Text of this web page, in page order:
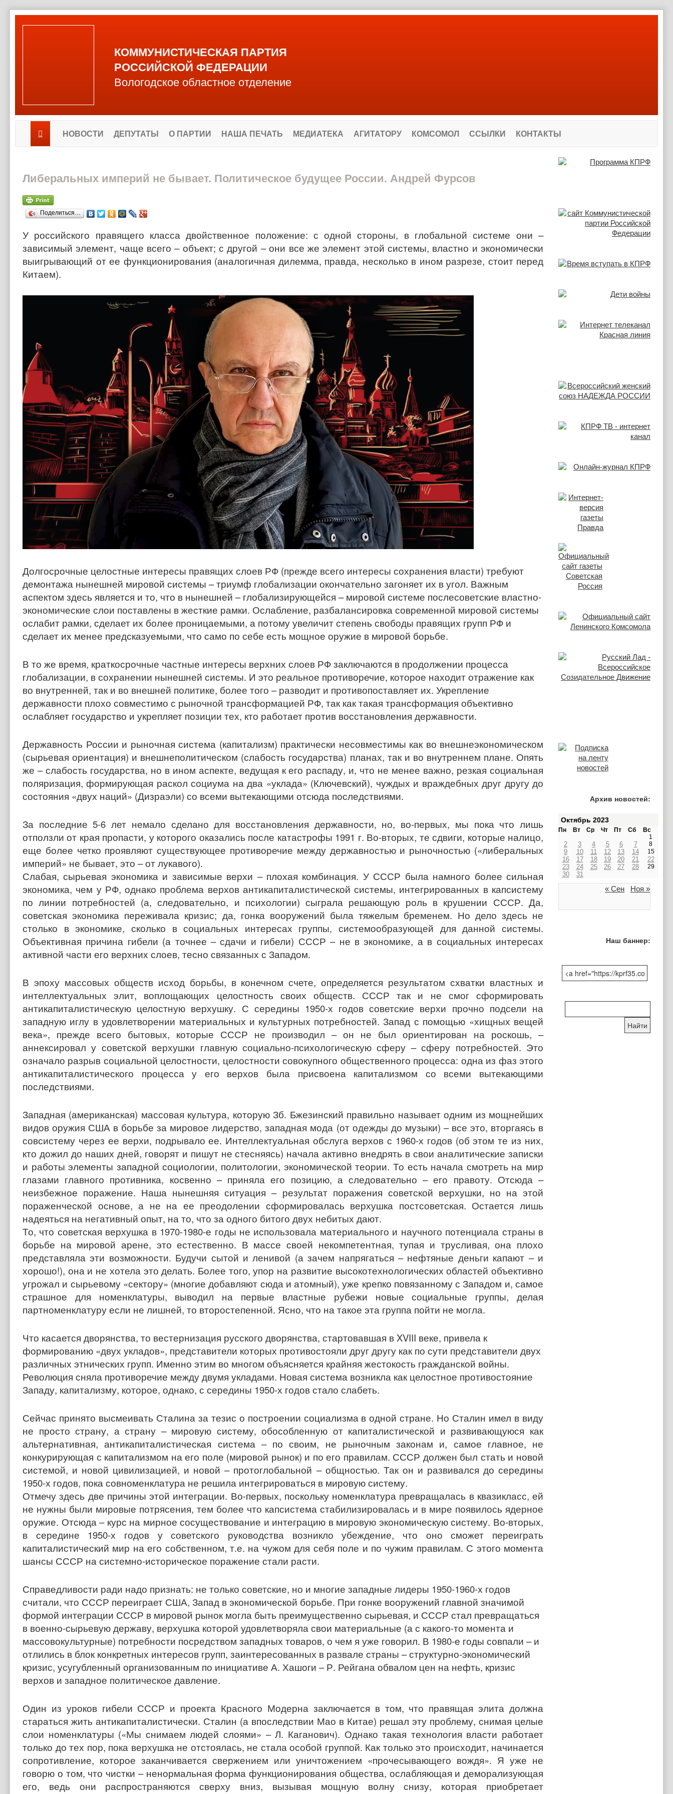
КОММУНИСТИЧЕСКАЯ ПАРТИЯ
РОССИЙСКОЙ ФЕДЕРАЦИИ
Вологодское областное отделение
НОВОСТИ ДЕПУТАТЫ О ПАРТИИ НАША ПЕЧАТЬ МЕДИАТЕКА АГИТАТОРУ КОМСОМОЛ ССЫЛКИ КОНТАКТЫ
Либеральных империй не бывает. Политическое будущее России. Андрей Фурсов
Поделиться…
У российского правящего класса двойственное положение: с одной стороны, в глобальной системе они –
зависимый элемент, чаще всего – объект; с другой – они все же элемент этой системы, властно и экономически
выигрывающий от ее функционирования (аналогичная дилемма, правда, несколько в ином разрезе, стоит перед
Китаем).
Долгосрочные целостные интересы правящих слоев РФ (прежде всего интересы сохранения власти) требуют
демонтажа нынешней мировой системы – триумф глобализации окончательно загоняет их в угол. Важным
аспектом здесь является и то, что в нынешней – глобализирующейся – мировой системе послесоветские властно-
экономические слои поставлены в жесткие рамки. Ослабление, разбалансировка современной мировой системы
ослабит рамки, сделает их более проницаемыми, а потому увеличит степень свободы правящих групп РФ и
сделает их менее предсказуемыми, что само по себе есть мощное оружие в мировой борьбе.
В то же время, краткосрочные частные интересы верхних слоев РФ заключаются в продолжении процесса
глобализации, в сохранении нынешней системы. И это реальное противоречие, которое находит отражение как
во внутренней, так и во внешней политике, более того – разводит и противопоставляет их. Укрепление
державности плохо совместимо с рыночной трансформацией РФ, так как такая трансформация объективно
ослабляет государство и укрепляет позиции тех, кто работает против восстановления державности.
Державность России и рыночная система (капитализм) практически несовместимы как во внешнеэкономическом
(сырьевая ориентация) и внешнеполитическом (слабость государства) планах, так и во внутреннем плане. Опять
же – слабость государства, но в ином аспекте, ведущая к его распаду, и, что не менее важно, резкая социальная
поляризация, формирующая раскол социума на два «уклада» (Ключевский), чуждых и враждебных друг другу до
состояния «двух наций» (Дизраэли) со всеми вытекающими отсюда последствиями.
За последние 5-6 лет немало сделано для восстановления державности, но, во-первых, мы пока что лишь
отползли от края пропасти, у которого оказались после катастрофы 1991 г. Во-вторых, те сдвиги, которые налицо,
еще более четко проявляют существующее противоречие между державностью и рыночностью («либеральных
империй» не бывает, это – от лукавого).
Слабая, сырьевая экономика и зависимые верхи – плохая комбинация. У СССР была намного более сильная
экономика, чем у РФ, однако проблема верхов антикапиталистической системы, интегрированных в капсистему
по линии потребностей (а, следовательно, и психологии) сыграла решающую роль в крушении СССР. Да,
советская экономика переживала кризис; да, гонка вооружений была тяжелым бременем. Но дело здесь не
столько в экономике, сколько в социальных интересах группы, системообразующей для данной системы.
Объективная причина гибели (а точнее – сдачи и гибели) СССР – не в экономике, а в социальных интересах
активной части его верхних слоев, тесно связанных с Западом.
В эпоху массовых обществ исход борьбы, в конечном счете, определяется результатом схватки властных и
интеллектуальных элит, воплощающих целостность своих обществ. СССР так и не смог сформировать
антикапиталистическую целостную верхушку. С середины 1950-х годов советские верхи прочно подсели на
западную иглу в удовлетворении материальных и культурных потребностей. Запад с помощью «хищных вещей
века», прежде всего бытовых, которые СССР не производил – он не был ориентирован на роскошь, –
аннексировал у советской верхушки главную социально-психологическую сферу – сферу потребностей. Это
означало разрыв социальной целостности, целостности совокупного общественного процесса: одна из фаз этого
антикапиталистического процесса у его верхов была присвоена капитализмом со всеми вытекающими
последствиями.
Западная (американская) массовая культура, которую Зб. Бжезинский правильно называет одним из мощнейших
видов оружия США в борьбе за мировое лидерство, западная мода (от одежды до музыки) – все это, вторгаясь в
совсистему через ее верхи, подрывало ее. Интеллектуальная обслуга верхов с 1960-х годов (об этом те из них,
кто дожил до наших дней, говорят и пишут не стесняясь) начала активно внедрять в свои аналитические записки
и работы элементы западной социологии, политологии, экономической теории. То есть начала смотреть на мир
глазами главного противника, косвенно – приняла его позицию, а следовательно – его правоту. Отсюда –
неизбежное поражение. Наша нынешняя ситуация – результат поражения советской верхушки, но на этой
пораженческой основе, а не на ее преодолении сформировалась верхушка постсоветская. Остается лишь
надеяться на негативный опыт, на то, что за одного битого двух небитых дают.
То, что советская верхушка в 1970-1980-е годы не использовала материального и научного потенциала страны в
борьбе на мировой арене, это естественно. В массе своей некомпетентная, тупая и трусливая, она плохо
представляла эти возможности. Будучи сытой и ленивой (а зачем напрягаться – нефтяные деньги капают – и
хорошо!), она и не хотела это делать. Более того, упор на развитие высокотехнологических областей объективно
угрожал и сырьевому «сектору» (многие добавляют сюда и атомный), уже крепко повязанному с Западом и, самое
страшное для номенклатуры, выводил на первые властные рубежи новые социальные группы, делая
партноменклатуру если не лишней, то второстепенной. Ясно, что на такое эта группа пойти не могла.
Что касается дворянства, то вестернизация русского дворянства, стартовавшая в XVIII веке, привела к
формированию «двух укладов», представители которых противостояли друг другу как по сути представители двух
различных этнических групп. Именно этим во многом объясняется крайняя жестокость гражданской войны.
Революция сняла противоречие между двумя укладами. Новая система возникла как целостное противостояние
Западу, капитализму, которое, однако, с середины 1950-х годов стало слабеть.
Сейчас принято высмеивать Сталина за тезис о построении социализма в одной стране. Но Сталин имел в виду
не просто страну, а страну – мировую систему, обособленную от капиталистической и развивающуюся как
альтернативная, антикапиталистическая система – по своим, не рыночным законам и, самое главное, не
конкурирующая с капитализмом на его поле (мировой рынок) и по его правилам. СССР должен был стать и новой
системой, и новой цивилизацией, и новой – протоглобальной – общностью. Так он и развивался до середины
1950-х годов, пока совноменклатура не решила интегрироваться в мировую систему.
Отмечу здесь две причины этой интеграции. Во-первых, поскольку номенклатура превращалась в квазикласс, ей
не нужны были мировые потрясения, тем более что капсистема стабилизировалась и в мире появилось ядерное
оружие. Отсюда – курс на мирное сосуществование и интеграцию в мировую экономическую систему. Во-вторых,
в середине 1950-х годов у советского руководства возникло убеждение, что оно сможет переиграть
капиталистический мир на его собственном, т.е. на чужом для себя поле и по чужим правилам. С этого момента
шансы СССР на системно-историческое поражение стали расти.
Справедливости ради надо признать: не только советские, но и многие западные лидеры 1950-1960-х годов
считали, что СССР переиграет США, Запад в экономической борьбе. При гонке вооружений главной значимой
формой интеграции СССР в мировой рынок могла быть преимущественно сырьевая, и СССР стал превращаться
в военно-сырьевую державу, верхушка которой удовлетворяла свои материальные (а с какого-то момента и
массовокультурные) потребности посредством западных товаров, о чем я уже говорил. В 1980-е годы совпали – и
отлились в блок конкретных интересов групп, заинтересованных в развале страны – структурно-экономический
кризис, усугубленный организованным по инициативе А. Хашоги – Р. Рейгана обвалом цен на нефть, кризис
верхов и западное политическое давление.
Один из уроков гибели СССР и проекта Красного Модерна заключается в том, что правящая элита должна
стараться жить антикапиталистически. Сталин (а впоследствии Мао в Китае) решал эту проблему, снимая целые
слои номенклатуры («Мы снимаем людей слоями» – Л. Каганович). Однако такая технология власти работает
только до тех пор, пока верхушка не отстоялась, не стала особой группой. Как только это происходит, начинается
сопротивление, которое заканчивается свержением или уничтожением «прочесывающего вождя». Я уже не
говорю о том, что чистки – ненормальная форма функционирования общества, ослабляющая и деморализующая
его, ведь они распространяются сверху вниз, вызывая мощную волну снизу, которая приобретает
Архив новостей:
Октябрь 2023
Пн Вт Ср Чт Пт Сб
Вс
1
2 3 4 5 6 7 8
9 10 11 12 13 14 15
16 17 18 19 20 21
22
23
24 25 26 27 28 29
30 31
« Сен Ноя »
Наш баннер:
по